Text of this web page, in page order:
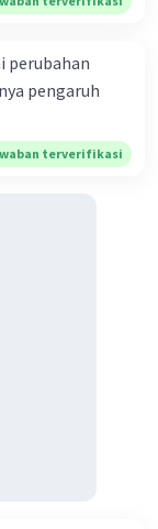
perubahan
pengaruh
terverifikasi